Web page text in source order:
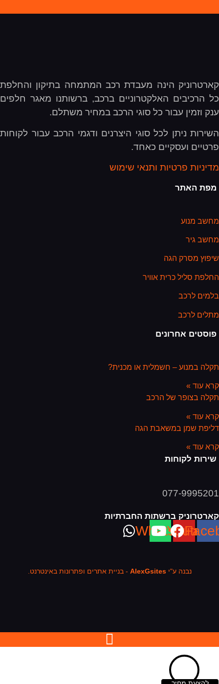
קארטרוניק הינה מעבדת רכב המתמחה בתיקון והחלפת
כל הרכיבים האלקטרוניים ברכב, ברשותנו מאגר חלפים
ענק וזמין עבור כל סוגי הרכב במחיר משתלם.
השירות ניתן לכל סוגי היצרנים ודגמי הרכב עבור לקוחות
פרטיים ועסקיים כאחד.
מדיניות פרטיות ותנאי שימוש
מפת האתר
מחשב מנוע
מחשב גיר
שיפוץ מסרק הגה
החלפת סליל כרית אוויר
בלמים לרכב
מתלים לרכב
פוסטים אחרונים
תקלה במנוע – חשמלית או מכנית?
קרא עוד »
תקלה בצופר של הרכב
קרא עוד »
דליפת שמן במשאבת הגה
קרא עוד »
שירות לקוחות
077-9995201
קארטרוניק ברשתות החברתיות
Youtube
Whatsapp
נבנה ע"יAlexGsites - בניית אתרים ופתרונות באינטרנט.